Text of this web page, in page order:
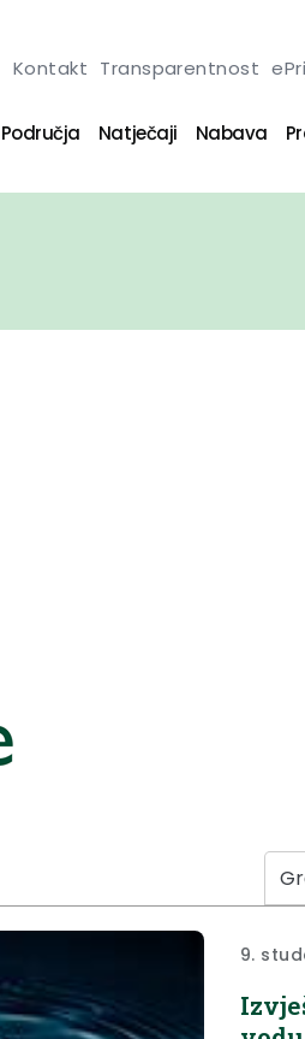
Kontakt Transparentnost
Područja Natječaji Nabava
9.